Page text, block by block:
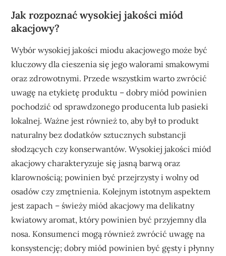
Jak rozpoznać wysokiej jakości miód
akacjowy?
Wybór wysokiej jakości miodu akacjowego może być
kluczowy dla cieszenia się jego walorami smakowymi
oraz zdrowotnymi. Przede wszystkim warto zwrócić
uwagę na etykietę produktu – dobry miód powinien
pochodzić od sprawdzonego producenta lub pasieki
lokalnej. Ważne jest również to, aby był to produkt
naturalny bez dodatków sztucznych substancji
słodzących czy konserwantów. Wysokiej jakości miód
akacjowy charakteryzuje się jasną barwą oraz
klarownością; powinien być przejrzysty i wolny od
osadów czy zmętnienia. Kolejnym istotnym aspektem
jest zapach – świeży miód akacjowy ma delikatny
kwiatowy aromat, który powinien być przyjemny dla
nosa. Konsumenci mogą również zwrócić uwagę na
konsystencję; dobry miód powinien być gęsty i płynny